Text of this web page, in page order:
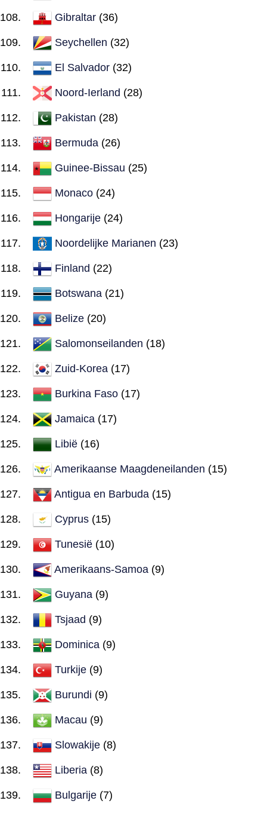
Gibraltar (36)
Seychellen (32)
El Salvador (32)
Noord-Ierland (28)
Pakistan (28)
Bermuda (26)
Guinee-Bissau (25)
Monaco (24)
Hongarije (24)
Noordelijke Marianen (23)
Finland (22)
Botswana (21)
Belize (20)
Salomonseilanden (18)
Zuid-Korea (17)
Burkina Faso (17)
Jamaica (17)
Libië (16)
Amerikaanse Maagdeneilanden (15)
Antigua en Barbuda (15)
Cyprus (15)
Tunesië (10)
Amerikaans-Samoa (9)
Guyana (9)
Tsjaad (9)
Dominica (9)
Turkije (9)
Burundi (9)
Macau (9)
Slowakije (8)
Liberia (8)
Bulgarije (7)